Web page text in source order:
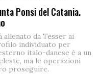
Ponsi del Catania.
allenato da Tesser ai
individuato per
italo-danese è a un
ma le operazioni
proseguire.